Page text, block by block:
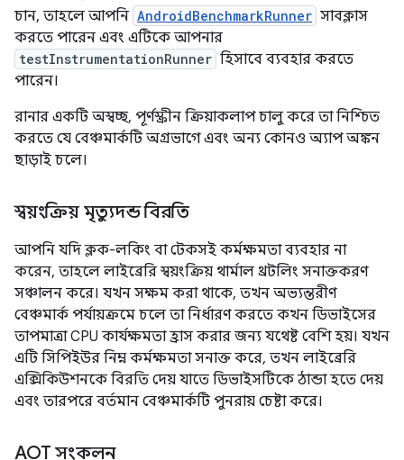
চান, তাহলে আপনি AndroidBenchmarkRunner সাবক্লাস
করতে পারেন এবং এটিকে আপনার
testInstrumentationRunner হিসাবে ব্যবহার করতে
পারেন।
রানার একটি অস্বচ্ছ, পূর্ণস্ক্রীন ক্রিয়াকলাপ চালু করে তা নিশ্চিত
করতে যে বেঞ্চমার্কটি অগ্রভাগে এবং অন্য কোনও অ্যাপ অঙ্কন
ছাড়াই চলে।
স্বয়ংক্রিয় মৃত্যুদন্ড বিরতি
আপনি যদি ক্লক-লকিং বা টেকসই কর্মক্ষমতা ব্যবহার না
করেন, তাহলে লাইব্রেরি স্বয়ংক্রিয় থার্মাল থ্রটলিং সনাক্তকরণ
সঞ্চালন করে। যখন সক্ষম করা থাকে, তখন অভ্যন্তরীণ
বেঞ্চমার্ক পর্যায়ক্রমে চলে তা নির্ধারণ করতে কখন ডিভাইসের
তাপমাত্রা CPU কার্যক্ষমতা হ্রাস করার জন্য যথেষ্ট বেশি হয়। যখন
এটি সিপিইউর নিম্ন কর্মক্ষমতা সনাক্ত করে, তখন লাইব্রেরি
এক্সিকিউশনকে বিরতি দেয় যাতে ডিভাইসটিকে ঠান্ডা হতে দেয়
এবং তারপরে বর্তমান বেঞ্চমার্কটি পুনরায় চেষ্টা করে।
AOT সংকলন